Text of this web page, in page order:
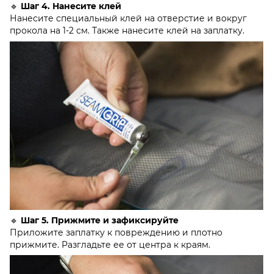
🔹 Шаг 4. Нанесите клей
Нанесите специальный клей на отверстие и вокруг
прокола на 1-2 см. Также нанесите клей на заплатку.
🔹 Шаг 5. Прижмите и зафиксируйте
Приложите заплатку к повреждению и плотно
прижмите. Разгладьте ее от центра к краям.